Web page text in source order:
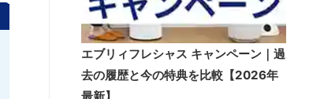
エブリィフレシャス キャンペーン｜過
去の履歴と今の特典を比較【2026年